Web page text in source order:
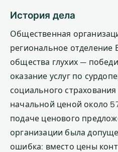
История дела
Общественная
региональное отделение
общества глухих —
оказание услуг по
социального
начальной ценой около
подаче ценового
организации была
ошибка: вместо цены